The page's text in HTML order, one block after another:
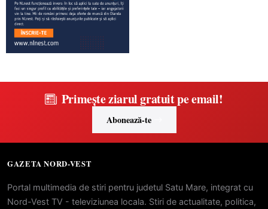
Primește ziarul gratuit pe email!
Abonează-te
GAZETA NORD-VEST
Portal multimedia de stiri pentru judetul Satu Mare, integrat cu
Nord-Vest TV - televiziunea locala. Stiri de actualitate, politica,